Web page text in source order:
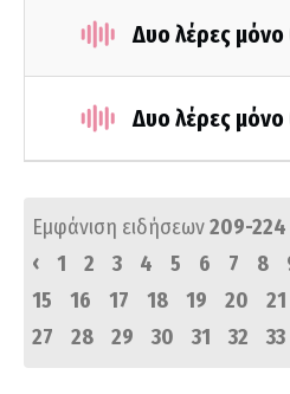
Δυο λέρες
Δυο λέρες
Εμφάνιση ειδήσεων209-224
‹
1 2 3 4 5 6 7 8
15
16 17 18 19 20 21
27
28 29 30 31 32 33